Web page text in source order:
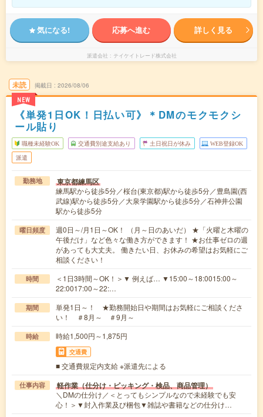
気になる! 応募へ進む 詳しく見る
派遣会社 テイケイトレード株式会社
未読
NEW
掲載日 2026/08/06
《単発1日OK！日払い可》＊DMのモクモクシ
ール貼り
職種未経験OK 交通費別途支給あり 土日祝日が休み WEB登録OK
派遣
勤務地 東京都練馬区
練馬駅から徒歩5分／桜台(東京都)駅から徒歩5分／豊島園(西
武線)駅から徒歩5分／大泉学園駅から徒歩5分／石神井公園
駅から徒歩5分
曜日頻度
週0日～/月1日～OK！ （月～日のあいだ） ★「火曜と木曜の
午後だけ」など色々な働き方ができます！ ★お仕事ゼロの週
があっても大丈夫。 働きたい日、お休みの希望はお気軽にご
相談ください！
時間
＜1日3時間～OK！＞▼ 例えば… ▼15:00～18:0015:00～
22:0017:00～22:…
期間
単発1日～！ ★勤務開始日や期間はお気軽にご相談くださ
い！ ＃8月～ ＃9月～
時給 時給1,500円～1,875円
交通費
■ 交通費規定内支給 ※派遣先による
仕事内容 軽作業（仕分け・ピッキング・検品、商品管理）
＼DMの仕分け／＜とってもシンプルなので未経験でも安
心！＞▼封入作業及び梱包▼雑誌や書籍などの仕分け…